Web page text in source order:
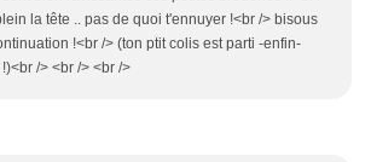
la tête .. pas de quoi t'ennuyer !<br /> bisous
!<br /> (ton ptit colis est parti -enfin-
/> <br /> <br />